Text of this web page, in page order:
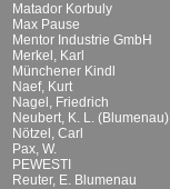
Matador Korbuly
Max Pause
Mentor Industrie GmbH
Merkel, Karl
Münchener Kindl
Naef, Kurt
Nagel, Friedrich
Neubert, K. L. (Blumenau)
Nötzel, Carl
Pax, W.
PEWESTI
Reuter, E. Blumenau